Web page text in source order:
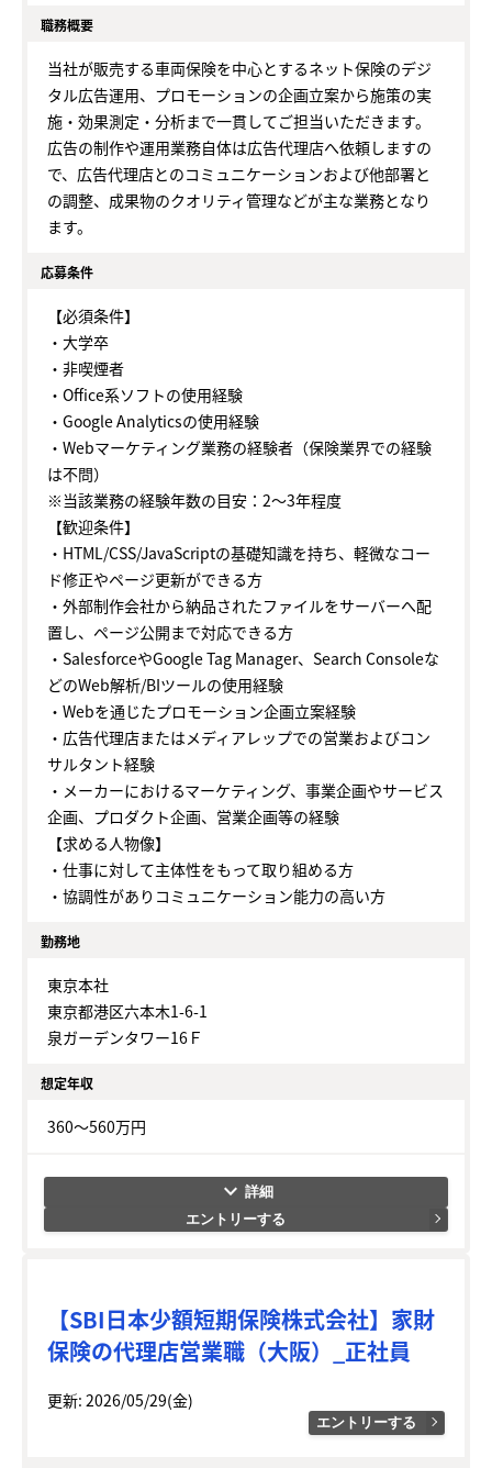
職務概要
当社が販売する車両保険を中心とするネット保険のデジ
タル広告運用、プロモーションの企画立案から施策の実
施・効果測定・分析まで一貫してご担当いただきます。
広告の制作や運用業務自体は広告代理店へ依頼しますの
で、広告代理店とのコミュニケーションおよび他部署と
の調整、成果物のクオリティ管理などが主な業務となり
ます。
応募条件
【必須条件】
・大学卒
・非喫煙者
・Office系ソフトの使用経験
・Google Analyticsの使用経験
・Webマーケティング業務の経験者（保険業界での経験
は不問）
※当該業務の経験年数の目安：2～3年程度
【歓迎条件】
・HTML/CSS/JavaScriptの基礎知識を持ち、軽微なコー
ド修正やページ更新ができる方
・外部制作会社から納品されたファイルをサーバーへ配
置し、ページ公開まで対応できる方
・SalesforceやGoogle Tag Manager、Search Consoleな
どのWeb解析/BIツールの使用経験
・Webを通じたプロモーション企画立案経験
・広告代理店またはメディアレップでの営業およびコン
サルタント経験
・メーカーにおけるマーケティング、事業企画やサービス
企画、プロダクト企画、営業企画等の経験
【求める人物像】
・仕事に対して主体性をもって取り組める方
・協調性がありコミュニケーション能力の高い方
勤務地
東京本社
東京都港区六本木1-6-1
泉ガーデンタワー16Ｆ
想定年収
360～560万円
keyboard_arrow_down
エントリーする
【SBI日本少額短期保険株式会社】家財
保険の代理店営業職（大阪）_正社員
更新: 2026/05/29(金)
エントリーする